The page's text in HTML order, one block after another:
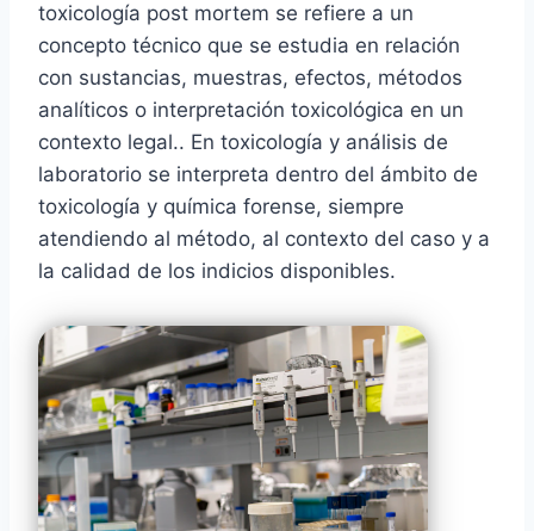
toxicología post mortem se refiere a un
concepto técnico que se estudia en relación
con sustancias, muestras, efectos, métodos
analíticos o interpretación toxicológica en un
contexto legal.. En toxicología y análisis de
laboratorio se interpreta dentro del ámbito de
toxicología y química forense, siempre
atendiendo al método, al contexto del caso y a
la calidad de los indicios disponibles.